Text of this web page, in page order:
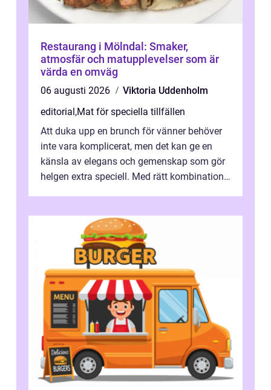
Restaurang i Mölndal: Smaker,
atmosfär och matupplevelser som är
värda en omväg
06 augusti 2026
Viktoria Uddenholm
editorial,Mat för speciella tillfällen
Att duka upp en brunch för vänner behöver
inte vara komplicerat, men det kan ge en
känsla av elegans och gemenskap som gör
helgen extra speciell. Med rätt kombination